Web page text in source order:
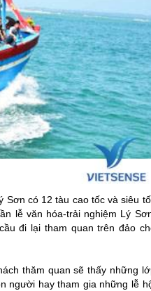
Sơn có 12 tàu cao tốc và siêu
lễ văn hóa-trải nghiệm Lý
đi lại tham quan trên đảo
thăm quan sẽ thấy những
người hay tham gia những lễ